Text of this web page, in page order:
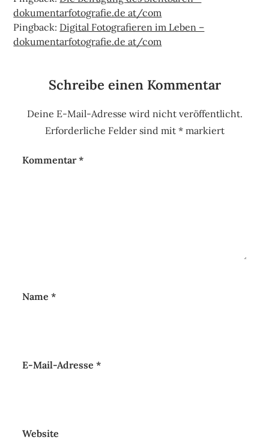
dokumentarfotografie.de at/com
Pingback: Digital Fotografieren im Leben –
dokumentarfotografie.de at/com
Schreibe einen Kommentar
Deine E-Mail-Adresse wird nicht veröffentlicht.
Erforderliche Felder sind mit *markiert
Kommentar*
Name*
E-Mail-Adresse*
Website